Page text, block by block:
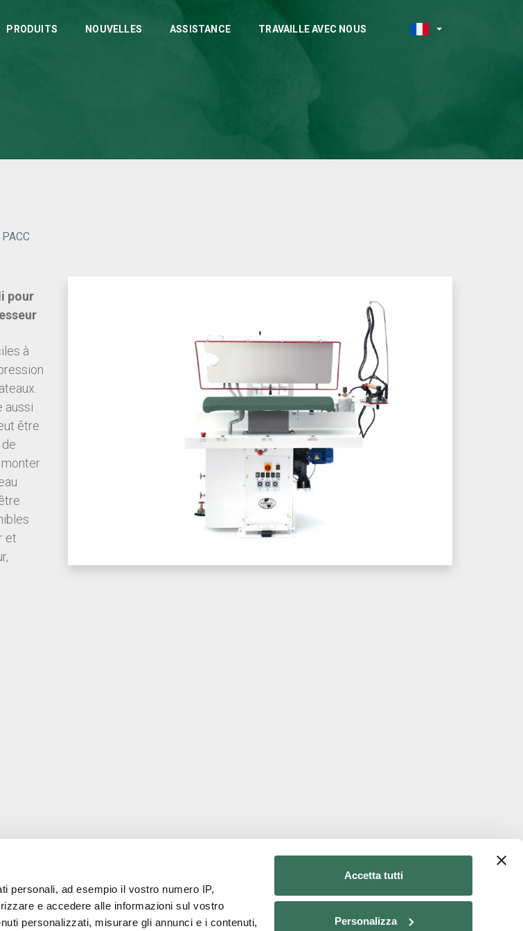
personali, ad esempio il vostro numero IP,
e accedere alle informazioni sul vostro
personalizzati, misurare gli annunci e i contenuti,
Accetta tutti
Personalizza
PRODUITS NOUVELLES ASSISTANCE TRAVAILLE AVEC NOUS
PACC
pour
à
aussi
être
monter
et
Pages utiles
Home
Compagnie